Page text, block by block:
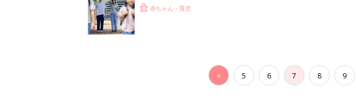
赤ちゃん・育児
< 5 6 7 8 9